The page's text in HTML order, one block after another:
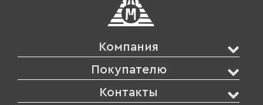
Компания
Покупателю
Контакты